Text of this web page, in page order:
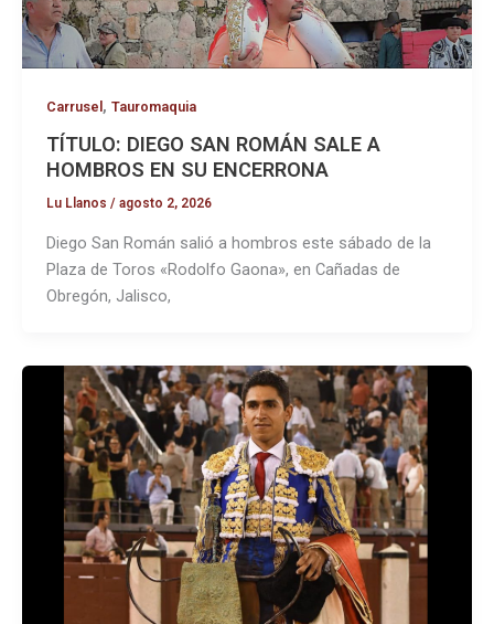
Carrusel, Tauromaquia
TÍTULO: DIEGO SAN ROMÁN SALE A
HOMBROS EN SU ENCERRONA
Lu Llanos / agosto 2, 2026
Diego San Román salió a hombros este sábado de la
Plaza de Toros «Rodolfo Gaona», en Cañadas de
Obregón, Jalisco,